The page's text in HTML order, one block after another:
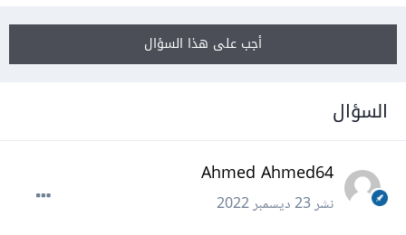
أجب على هذا السؤال
السؤال
Ahmed Ahmed64
نشر23 ديسمبر 2022